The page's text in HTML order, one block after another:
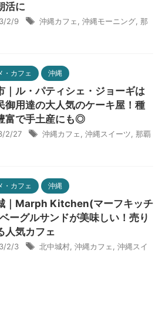
活に
2/9 沖縄カフェ 沖縄モーニング 那
・カフェ 沖縄
｜ル・パティシェ・ジョーギは
御用達の大人気のケーキ屋！種
富で手土産にも◎
2/27 沖縄カフェ 沖縄スイーツ 那覇
・カフェ 沖縄
｜Marph Kitchen(マーフキッチ
ーグルサンドが美味しい！売り
人気カフェ
2/3 北中城村 沖縄カフェ
沖縄スイ